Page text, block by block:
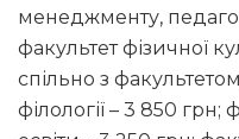
менеджменту,
факультет фізичної
спільно з
філології – 3 850